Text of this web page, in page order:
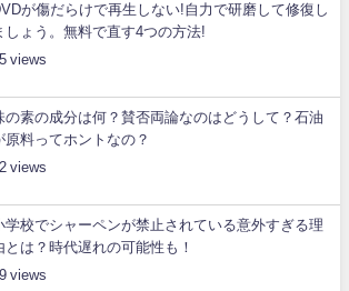
が傷だらけで再生しない!自力で研磨して修復し
しょう。無料で直す4つの方法!
の素の成分は何？賛否両論なのはどうして？石油
原料ってホントなの？
学校でシャーペンが禁止されている意外すぎる理
とは？時代遅れの可能性も！